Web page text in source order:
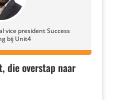
die overstap naar
vice president Success
bij Unit4